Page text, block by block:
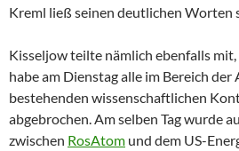
Kreml ließ seinen deutlichen Worten
Kisseljow teilte nämlich ebenfalls
habe am Dienstag alle im Bereich
bestehenden wissenschaftlichen
abgebrochen. Am selben Tag wurde
zwischen RosAtom und dem US-